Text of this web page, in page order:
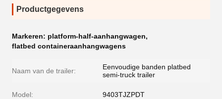
Productgegevens
Markeren: platform-half-aanhangwagen,
flatbed containeraanhangwagens
Naam van de trailer:
Eenvoudige banden platbed
semi-truck trailer
Model: 9403TJZPDT